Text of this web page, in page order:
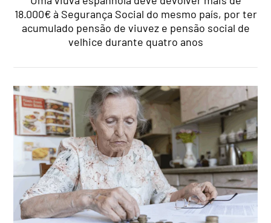
18.000€ à Segurança Social do mesmo país, por ter
acumulado pensão de viuvez e pensão social de
velhice durante quatro anos